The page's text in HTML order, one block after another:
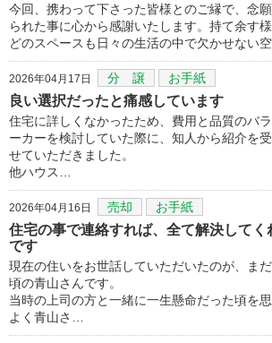
今回、携わって下さった皆様とのご縁で、念
られた事に心から感謝いたします。持て余す
どのスペースも日々の生活の中で欠かせない
2026年04月17日 分 譲 お手紙
良い選択だったと痛感しています
住宅に詳しくなかったため、費用と品質のバ
ーカーを検討していた際に、知人から紹介を
せていただきました。
他ハウス…
2026年04月16日 売却 お手紙
住宅の事で連絡すれば、全て解決してく
です
現在の住いをお世話していただいたのが、ま
頃の青山さんです。
当時の上司の方と一緒に一生懸命だった頃を
よく青山さ…